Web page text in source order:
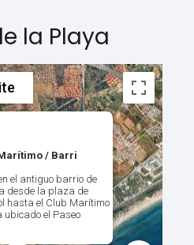
la Playa
/ Barri
el antiguo barrio de
desde la plaza de
hasta el Club Marítimo
ubicado el Paseo